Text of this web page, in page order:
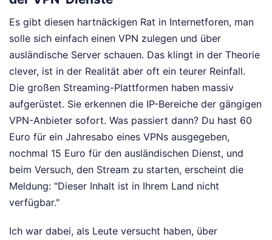
Es gibt diesen hartnäckigen Rat in Internetforen, man
solle sich einfach einen VPN zulegen und über
ausländische Server schauen. Das klingt in der Theorie
clever, ist in der Realität aber oft ein teurer Reinfall.
Die großen Streaming-Plattformen haben massiv
aufgerüstet. Sie erkennen die IP-Bereiche der gängigen
VPN-Anbieter sofort. Was passiert dann? Du hast 60
Euro für ein Jahresabo eines VPNs ausgegeben,
nochmal 15 Euro für den ausländischen Dienst, und
beim Versuch, den Stream zu starten, erscheint die
Meldung: "Dieser Inhalt ist in Ihrem Land nicht
verfügbar."
Ich war dabei, als Leute versucht haben, über